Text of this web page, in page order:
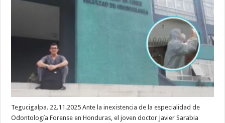
Tegucigalpa. 22.11.2025 Ante la inexistencia de la especialidad de
Odontología Forense en Honduras, el joven doctor Javier Sarabia